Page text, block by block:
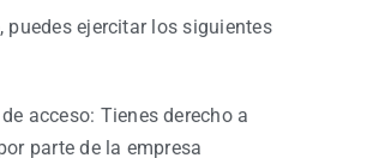
puedes ejercitar los siguientes
acceso: Tienes derecho a
parte de la empresa